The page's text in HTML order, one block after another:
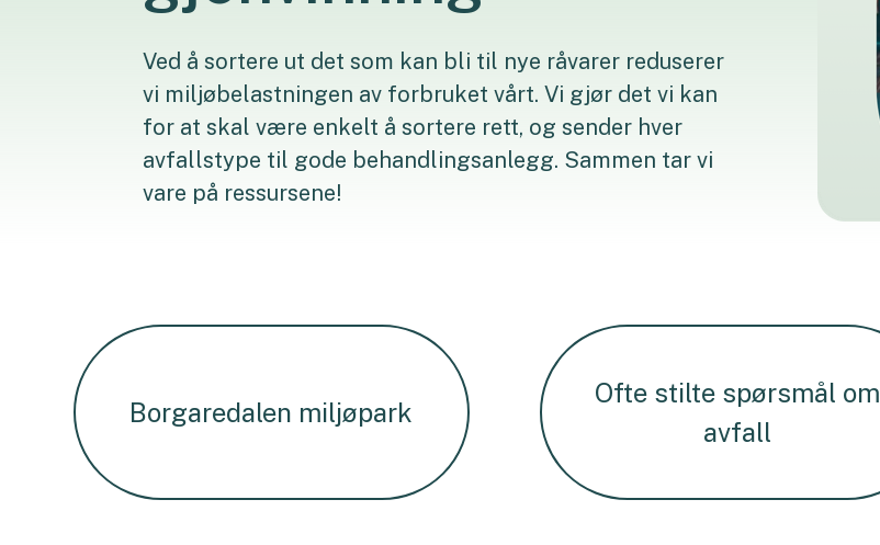
Ved å sortere ut det som kan bli til nye råvarer reduserer
vi miljøbelastningen av forbruket vårt. Vi gjør det vi kan
for at skal være enkelt å sortere rett, og sender hver
avfallstype til gode behandlingsanlegg. Sammen tar vi
vare på ressursene!
Borgaredalen miljøpark
Ofte stilte spørsmål om
avfall